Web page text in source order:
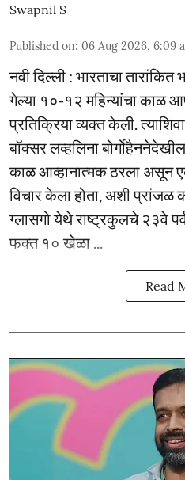
Swapnil S
Published on: 06 Aug 2026, 6:09
नवी दिल्ली : भारताचा
गेल्या १०-१२ महिन्यांचा काळ
प्रतिक्रिया व्यक्त केली.
बॉक्सर लव्हलिना
काळ आव्हानात्मक ठरला असून
विचार केला होता, अशी प्रांजळ
ग्लासगो येथे राष्ट्रकुलचे २३वे
फक्त १० खेळा ...
Read